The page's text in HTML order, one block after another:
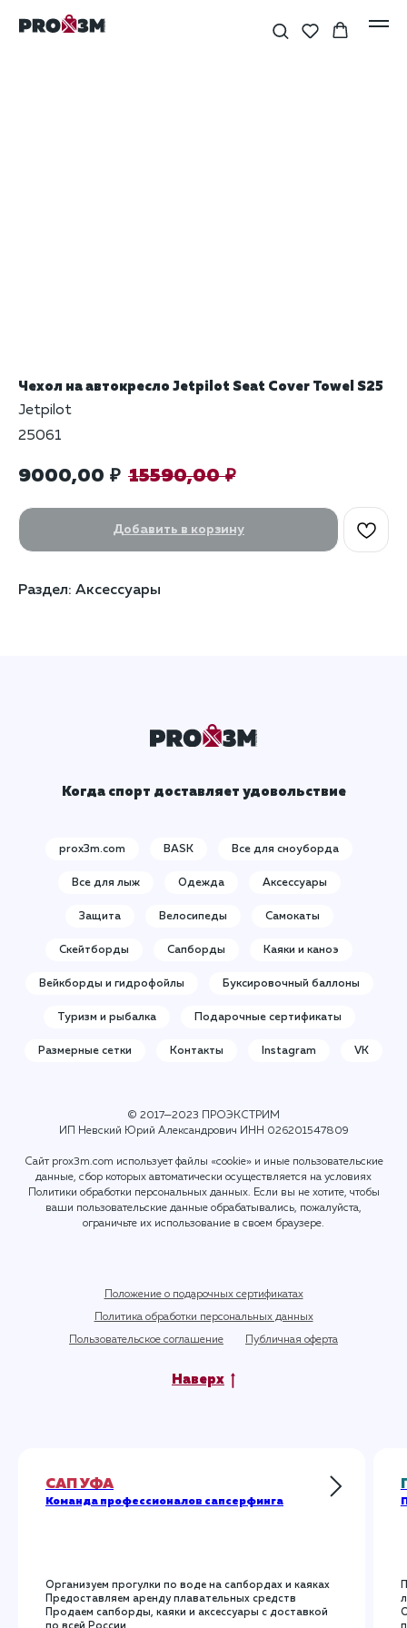
Чехол на автокресло Jetpilot Seat Cover Towel S25
Jetpilot
25061
9000,00 ₽ 15590,00 ₽
Добавить в корзину
Раздел: Аксессуары
Когда спорт доставляет удовольствие
prox3m.com BASK Все для сноуборда
Все для лыж Одежда Аксессуары
Защита Велосипеды Самокаты
Скейтборды Сапборды Каяки и каноэ
Вейкборды и гидрофойлы Буксировочный баллоны
Туризм и рыбалка Подарочные сертификаты
Размерные сетки Контакты Instagram VK
© 2017—2023 ПРОЭКСТРИМ
ИП Невский Юрий Александрович ИНН 026201547809
Сайт prox3m.com использует файлы «cookie» и иные пользовательские
данные, сбор которых автоматически осуществляется на условиях
Политики обработки персональных данных. Если вы не хотите, чтобы
ваши пользовательские данные обрабатывались, пожалуйста,
ограничьте их использование в своем браузере.
Положение о подарочных сертификатах
Политика обработки персональных данных
Пользовательское соглашение Публичная оферта
Наверх
САП УФА
Команда профессионалов сапсерфинга
Организуем прогулки по воде на сапбордах и каяках
Предоставляем аренду плавательных средств
Продаем сапборды, каяки и аксессуары с доставкой
по всей России